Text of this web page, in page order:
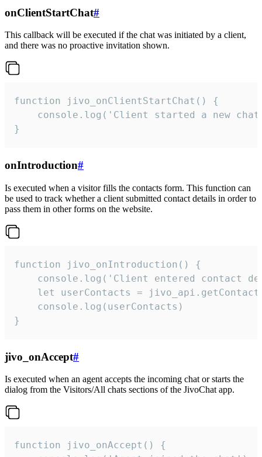
onClientStartChat#
This callback will be executed if the chat was initiated by a client,
and there was no proactive invitation shown.
function jivo_onClientStartChat() {
console.log('Client started a new
}
onIntroduction#
Is executed when a visitor fills the contacts form. This function can
be used to track whether a client submitted contact details in order to
pass them in other forms on the website.
function jivo_onIntroduction() {
console.log('Client entered contact
let userContacts =
    console.log(userContacts)
}
jivo_onAccept#
Is executed when an agent accepts the incoming chat or starts the
dialog from the Visitors/All chats sections of the JivoChat app.
function jivo_onAccept() {